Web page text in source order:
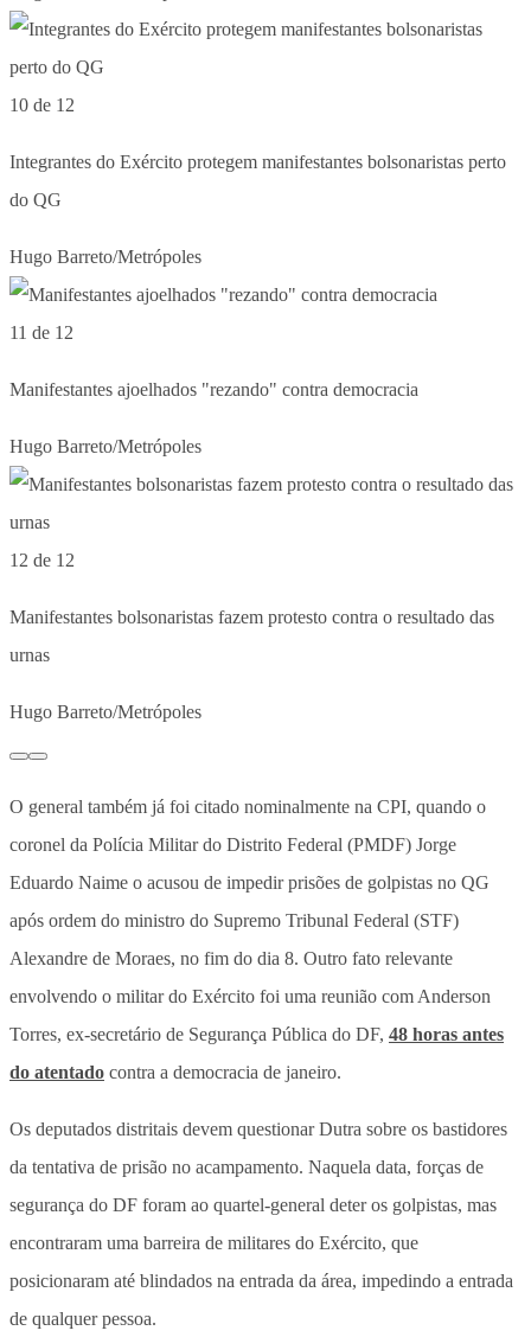
10 de 12
Integrantes do Exército protegem manifestantes bolsonaristas perto
do QG
Hugo Barreto/Metrópoles
11 de 12
Manifestantes ajoelhados "rezando" contra democracia
Hugo Barreto/Metrópoles
12 de 12
Manifestantes bolsonaristas fazem protesto contra o resultado das
urnas
Hugo Barreto/Metrópoles
O general também já foi citado nominalmente na CPI, quando o
coronel da Polícia Militar do Distrito Federal (PMDF) Jorge
Eduardo Naime o acusou de impedir prisões de golpistas no QG
após ordem do ministro do Supremo Tribunal Federal (STF)
Alexandre de Moraes, no fim do dia 8. Outro fato relevante
envolvendo o militar do Exército foi uma reunião com Anderson
Torres, ex-secretário de Segurança Pública do DF, 48 horas antes
do atentado contra a democracia de janeiro.
Os deputados distritais devem questionar Dutra sobre os bastidores
da tentativa de prisão no acampamento. Naquela data, forças de
segurança do DF foram ao quartel-general deter os golpistas, mas
encontraram uma barreira de militares do Exército, que
posicionaram até blindados na entrada da área, impedindo a entrada
de qualquer pessoa.